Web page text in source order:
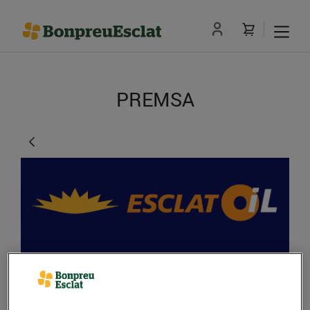
PREMSA
EsclatOil ha rebaixat el